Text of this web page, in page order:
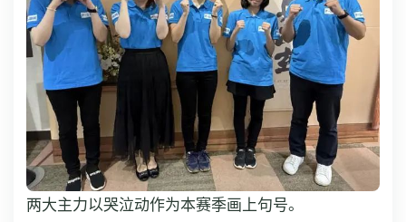
两大主力以哭泣动作为本赛季画上句号。